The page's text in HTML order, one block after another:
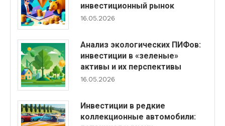
инвестиционный рынок
16.05.2026
Анализ экологических ПИФов:
инвестиции в «зеленые»
активы и их перспективы
16.05.2026
Инвестиции в редкие
коллекционные автомобили: